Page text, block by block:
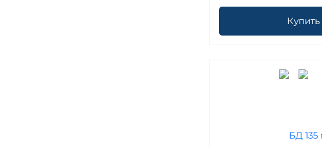
Купить